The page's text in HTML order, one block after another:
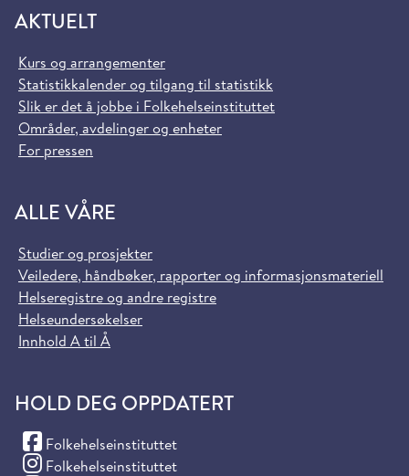
AKTUELT
Kurs og arrangementer
Statistikkalender og tilgang til statistikk
Slik er det å jobbe i Folkehelseinstituttet
Områder, avdelinger og enheter
For pressen
ALLE VÅRE
Studier og prosjekter
Veiledere, håndbøker, rapporter og informasjonsmateriell
Helseregistre og andre registre
Helseundersøkelser
Innhold A til Å
HOLD DEG OPPDATERT
Folkehelseinstituttet
(Facebook)
Folkehelseinstituttet
(Instagram)